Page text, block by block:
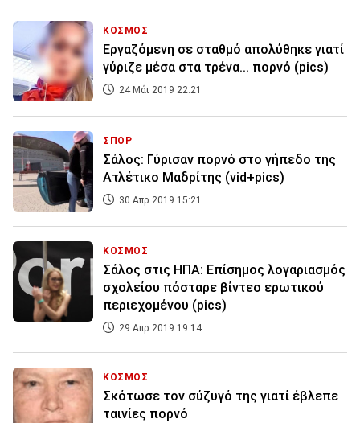
ΚΟΣΜΟΣ
Εργαζόμενη σε σταθμό απολύθηκε γιατί
γύριζε μέσα στα τρένα... πορνό (pics)
24 Μάι 2019 22:21
ΣΠΟΡ
Σάλος: Γύρισαν πορνό στο γήπεδο της
Ατλέτικο Μαδρίτης (vid+pics)
30 Απρ 2019 15:21
ΚΟΣΜΟΣ
Σάλος στις ΗΠΑ: Επίσημος λογαριασμός
σχολείου πόσταρε βίντεο ερωτικού
περιεχομένου (pics)
29 Απρ 2019 19:14
ΚΟΣΜΟΣ
Σκότωσε τον σύζυγό της γιατί έβλεπε
ταινίες πορνό